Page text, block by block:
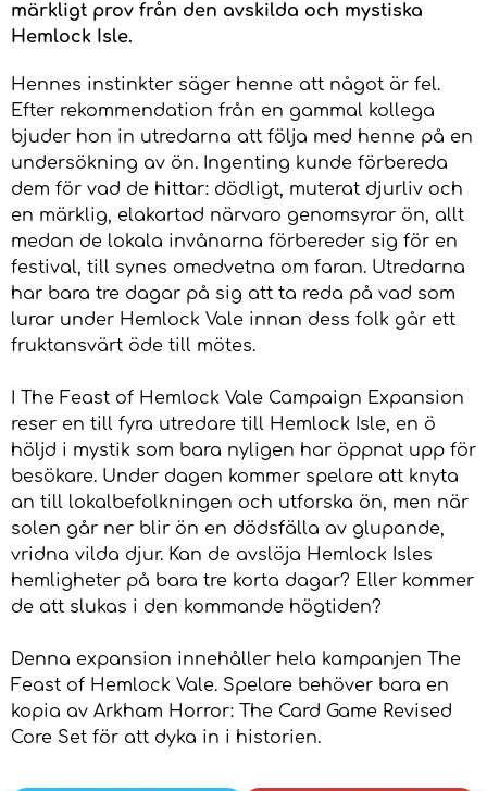
märkligt prov från den avskilda och mystiska
Hemlock Isle.
Hennes instinkter säger henne att något är fel.
Efter rekommendation från en gammal kollega
bjuder hon in utredarna att följa med henne på en
undersökning av ön. Ingenting kunde förbereda
dem för vad de hittar: dödligt, muterat djurliv och
en märklig, elakartad närvaro genomsyrar ön, allt
medan de lokala invånarna förbereder sig för en
festival, till synes omedvetna om faran. Utredarna
har bara tre dagar på sig att ta reda på vad som
lurar under Hemlock Vale innan dess folk går ett
fruktansvärt öde till mötes.
I The Feast of Hemlock Vale Campaign Expansion
reser en till fyra utredare till Hemlock Isle, en ö
höljd i mystik som bara nyligen har öppnat upp för
besökare. Under dagen kommer spelare att knyta
an till lokalbefolkningen och utforska ön, men när
solen går ner blir ön en dödsfälla av glupande,
vridna vilda djur. Kan de avslöja Hemlock Isles
hemligheter på bara tre korta dagar? Eller kommer
de att slukas i den kommande högtiden?
Denna expansion innehåller hela kampanjen The
Feast of Hemlock Vale. Spelare behöver bara en
kopia av Arkham Horror: The Card Game Revised
Core Set för att dyka in i historien.